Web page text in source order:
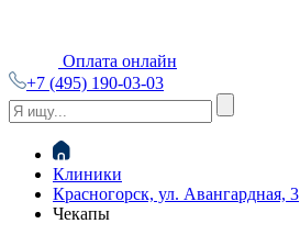
Оплата онлайн
+7 (495) 190-03-03
Клиники
Красногорск, ул. Авангардная, 3
Чекапы